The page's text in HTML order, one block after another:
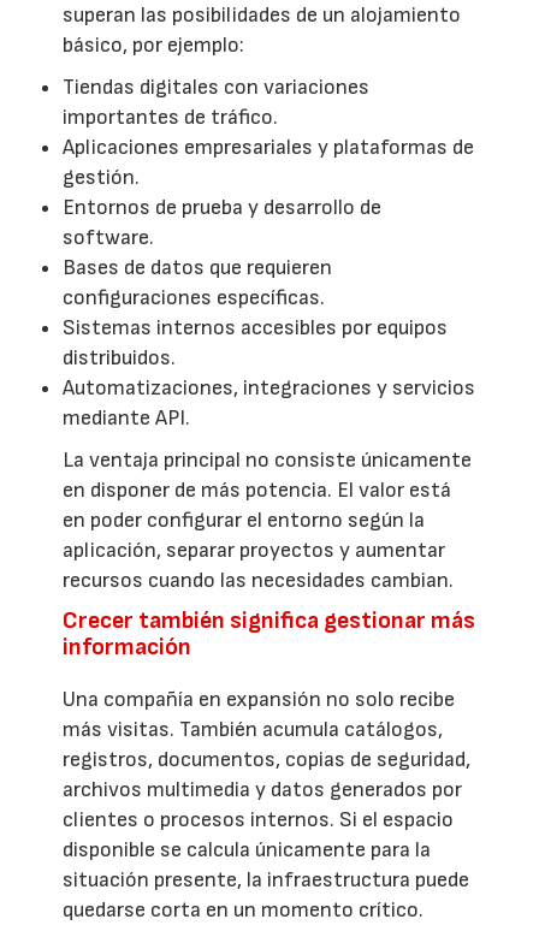
superan las posibilidades de un alojamiento
básico, por ejemplo:
Tiendas digitales con variaciones
importantes de tráfico.
Aplicaciones empresariales y plataformas de
gestión.
Entornos de prueba y desarrollo de
software.
Bases de datos que requieren
configuraciones específicas.
Sistemas internos accesibles por equipos
distribuidos.
Automatizaciones, integraciones y servicios
mediante API.
La ventaja principal no consiste únicamente
en disponer de más potencia. El valor está
en poder configurar el entorno según la
aplicación, separar proyectos y aumentar
recursos cuando las necesidades cambian.
Crecer también significa gestionar más
información
Una compañía en expansión no solo recibe
más visitas. También acumula catálogos,
registros, documentos, copias de seguridad,
archivos multimedia y datos generados por
clientes o procesos internos. Si el espacio
disponible se calcula únicamente para la
situación presente, la infraestructura puede
quedarse corta en un momento crítico.